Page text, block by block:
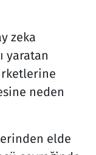
zeka
yaratan
neden
elde